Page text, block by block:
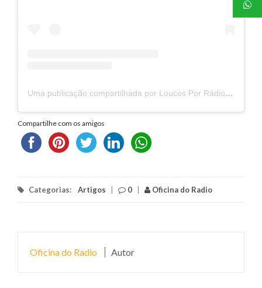
Uma publicação compartilhada por Loucos Por Rádio (@loucosporradio)
Compartilhe com os amigos
Categorias: Artigos 0 Oficina do Radio
Oficina do Radio Autor